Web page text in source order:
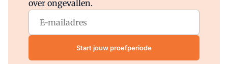
over ongevallen.
Start jouw proefperiode